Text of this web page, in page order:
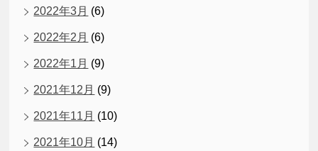
2022年3月 (6)
2022年2月 (6)
2022年1月 (9)
2021年12月 (9)
2021年11月 (10)
2021年10月 (14)